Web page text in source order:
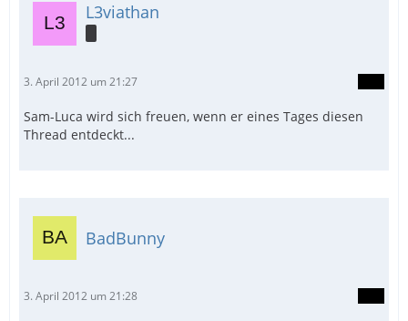
L3viathan
3. April 2012 um 21:27
Sam-Luca wird sich freuen, wenn er eines Tages diesen
Thread entdeckt...
BadBunny
3. April 2012 um 21:28